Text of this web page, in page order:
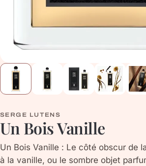
SERGE LUTENS
Un Bois Vanille
Un Bois Vanille : Le côté obscur de
à la vanille, ou le sombre objet